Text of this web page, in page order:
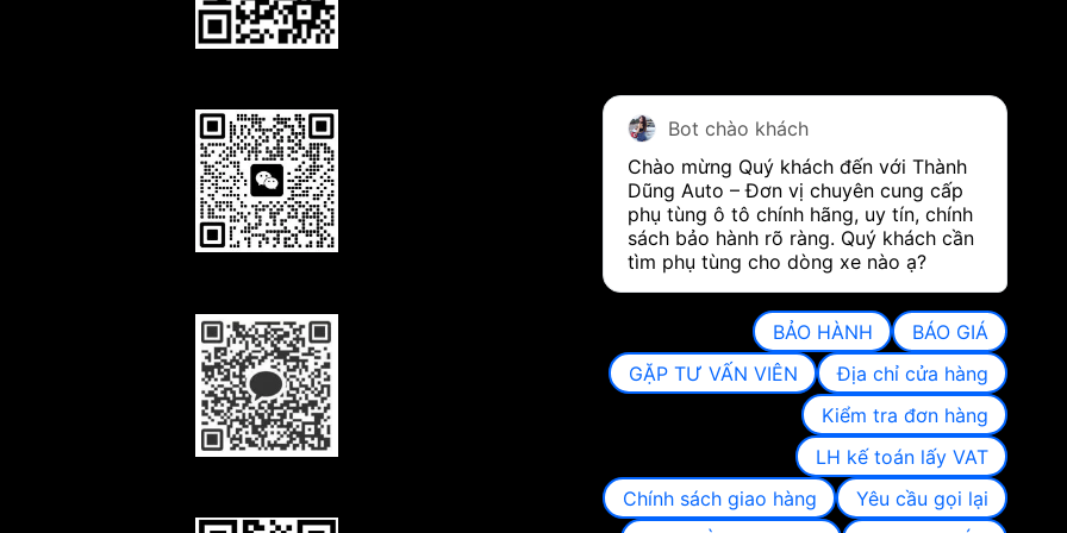
Bot chào khách
Chào mừng Quý khách đến với Thành
Dũng Auto – Đơn vị chuyên cung cấp
phụ tùng ô tô chính hãng, uy tín, chính
sách bảo hành rõ ràng. Quý khách cần
tìm phụ tùng cho dòng xe nào ạ?
BẢO HÀNH
BÁO GIÁ
GẶP TƯ VẤN VIÊN
Địa chỉ cửa hàng
Kiểm tra đơn hàng
LH kế toán lấy VAT
Chính sách giao hàng
Yêu cầu gọi lại